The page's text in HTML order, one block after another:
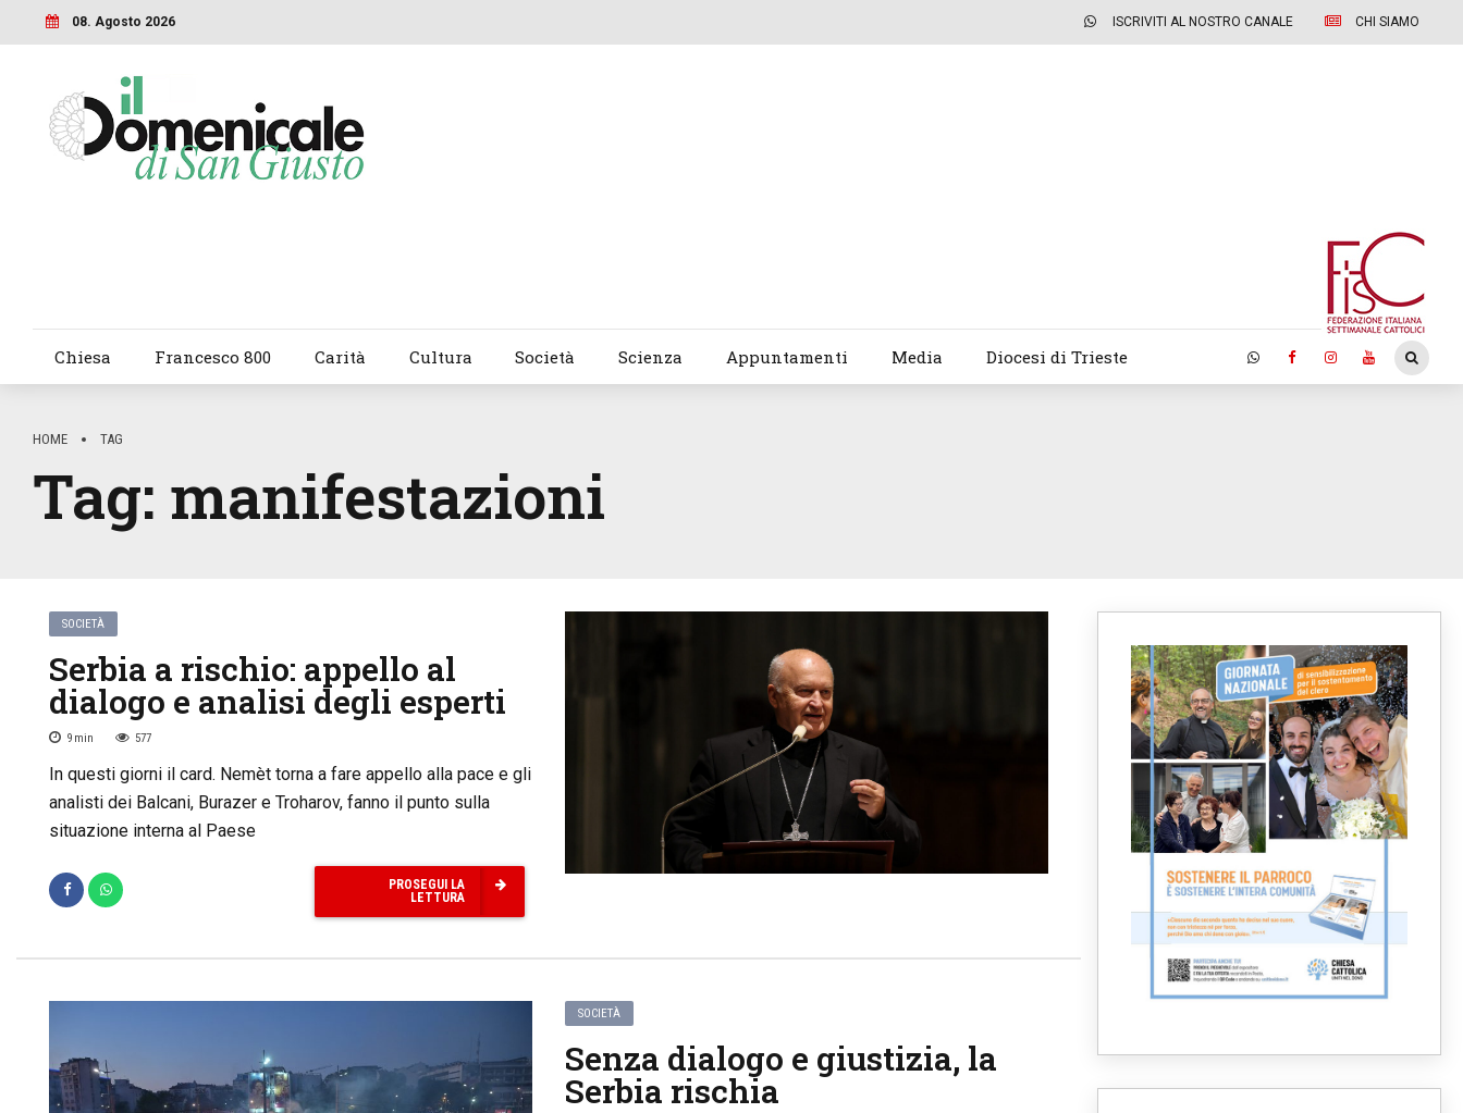
08. Agosto 2026 ISCRIVITI AL NOSTRO CANALE CHI SIAMO
Chiesa Francesco 800 Carità Cultura Società Scienza Appuntamenti Media Diocesi di Trieste
HOME TAG
Tag: manifestazioni
SOCIETÀ
Serbia a rischio: appello al
dialogo e analisi degli esperti
9 min 577
In questi giorni il card. Nemèt torna a fare appello alla pace e gli
analisti dei Balcani, Burazer e Troharov, fanno il punto sulla
situazione interna al Paese
PROSEGUI LA
LETTURA
SOCIETÀ
Senza dialogo e giustizia, la
Serbia rischia